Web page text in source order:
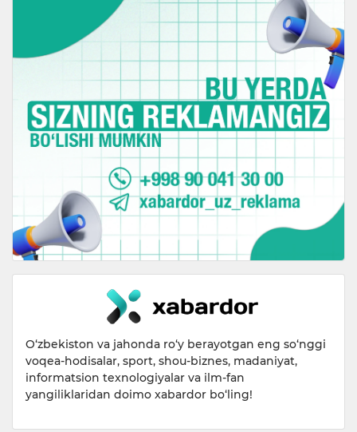
O‘zbekiston va jahonda ro‘y berayotgan eng so‘nggi
voqea-hodisalar, sport, shou-biznes, madaniyat,
informatsion texnologiyalar va ilm-fan
yangiliklaridan doimo xabardor bo‘ling!